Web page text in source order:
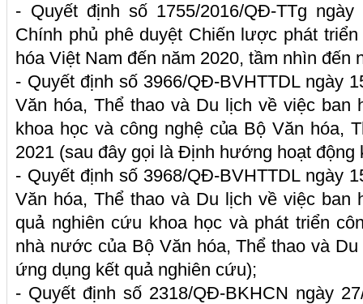
- Quyết định số 1755/2016/QĐ-TTg
Chính phủ phê duyệt Chiến lược phát
hóa Việt Nam đến năm 2020, tầm nhìn đến
- Quyết định số 3966/QĐ-BVHTTDL ngày
Văn hóa, Thể thao và Du lịch về việc ban
khoa học và công nghệ của Bộ Văn hóa,
2021 (sau đây gọi là Định hướng hoạt động
- Quyết định số 3968/QĐ-BVHTTDL ngày
Văn hóa, Thể thao và Du lịch về việc ban
quả nghiên cứu khoa học và phát triển
nhà nước của Bộ Văn hóa, Thể thao và
ứng dụng kết quả nghiên cứu);
- Quyết định số 2318/QĐ-BKHCN ngày